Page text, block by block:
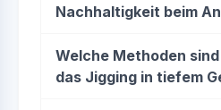
Nachhaltigkeit beim
Welche Methoden
das Jigging in tiefem